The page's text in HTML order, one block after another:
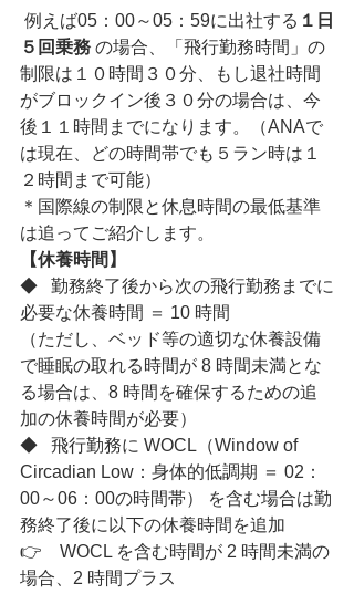
例えば05：00～05：59に出社する １日
５回乗務 の場合、「飛行勤務時間」の
制限は１０時間３０分、もし退社時間
がブロックイン後３０分の場合は、今
後１１時間までになります。（ANAで
は現在、どの時間帯でも５ラン時は１
２時間まで可能）
＊国際線の制限と休息時間の最低基準
は追ってご紹介します。
【休養時間】
◆   勤務終了後から次の飛行勤務までに
必要な休養時間 ＝ 10 時間
（ただし、ベッド等の適切な休養設備
で睡眠の取れる時間が 8 時間未満とな
る場合は、8 時間を確保するための追
加の休養時間が必要）
◆   飛行勤務に WOCL（Window of
Circadian Low：身体的低調期 ＝ 02：
00～06：00の時間帯） を含む場合は勤
務終了後に以下の休養時間を追加
👉　WOCL を含む時間が 2 時間未満の
場合、2 時間プラス